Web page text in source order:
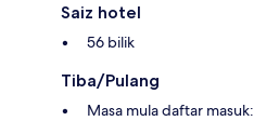
Saiz hotel
56 bilik
Tiba/Pulang
Masa mula daftar